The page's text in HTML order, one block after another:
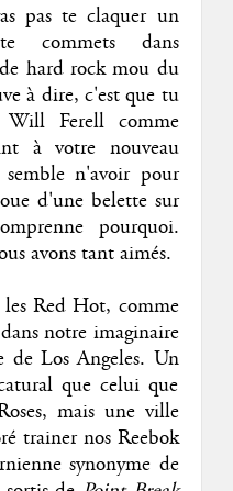
pas te claquer un
commets dans
hard rock mou du
à dire, c'est que tu
Will Ferell comme
à votre nouveau
n'avoir pour
d'une belette sur
pourquoi.
avons tant aimés.
Red Hot, comme
notre imaginaire
de Los Angeles. Un
que celui que
mais une ville
trainer nos Reebok
synonyme de